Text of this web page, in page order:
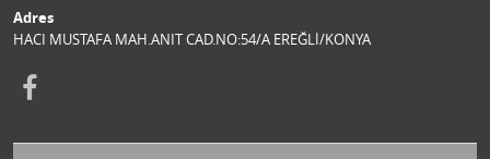
Adres
HACI MUSTAFA MAH.ANIT CAD.NO:54/A EREĞLİ/KONYA